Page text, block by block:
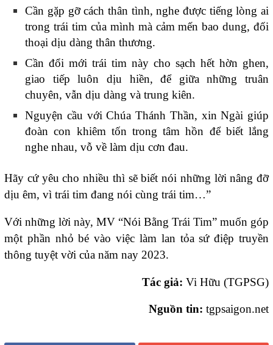
Cần gặp gỡ cách thân tình, nghe được tiếng lòng ai
trong trái tim của mình mà cảm mến bao dung, đối
thoại dịu dàng thân thương.
Cần đổi mới trái tim này cho sạch hết hờn ghen,
giao tiếp luôn dịu hiền, để giữa những truân
chuyên, vẫn dịu dàng và trung kiên.
Nguyện cầu với Chúa Thánh Thần, xin Ngài giúp
đoàn con khiêm tốn trong tâm hồn để biết lắng
nghe nhau, vỗ về làm dịu cơn đau.
Hãy cứ yêu cho nhiều thì sẽ biết nói những lời nâng đỡ
dịu êm, vì trái tim đang nói cùng trái tim…”
Với những lời này, MV “Nói Bằng Trái Tim” muốn góp
một phần nhỏ bé vào việc làm lan tỏa sứ điệp truyền
thông tuyệt vời của năm nay 2023.
Tác giả: Vi Hữu (TGPSG)
Nguồn tin: tgpsaigon.net